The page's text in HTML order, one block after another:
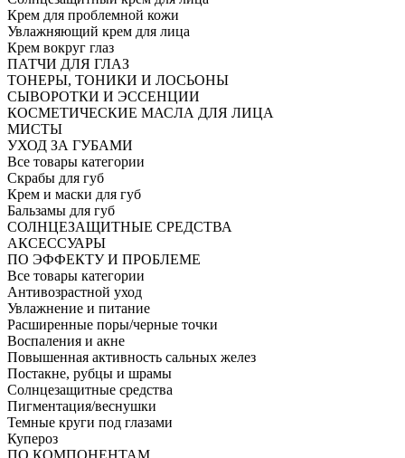
Крем для проблемной кожи
Увлажняющий крем для лица
Крем вокруг глаз
ПАТЧИ ДЛЯ ГЛАЗ
ТОНЕРЫ, ТОНИКИ И ЛОСЬОНЫ
СЫВОРОТКИ И ЭССЕНЦИИ
КОСМЕТИЧЕСКИЕ МАСЛА ДЛЯ ЛИЦА
МИСТЫ
УХОД ЗА ГУБАМИ
Все товары категории
Скрабы для губ
Крем и маски для губ
Бальзамы для губ
СОЛНЦЕЗАЩИТНЫЕ СРЕДСТВА
АКСЕССУАРЫ
ПО ЭФФЕКТУ И ПРОБЛЕМЕ
Все товары категории
Антивозрастной уход
Увлажнение и питание
Расширенные поры/черные точки
Воспаления и акне
Повышенная активность сальных желез
Постакне, рубцы и шрамы
Солнцезащитные средства
Пигментация/веснушки
Темные круги под глазами
Купероз
ПО КОМПОНЕНТАМ